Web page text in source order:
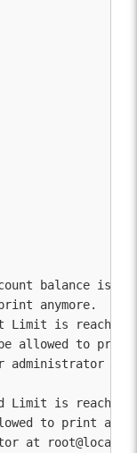
balance is
anymore.
Limit is reached.
allowed to print
administrator to
Limit is reached.
to print
at